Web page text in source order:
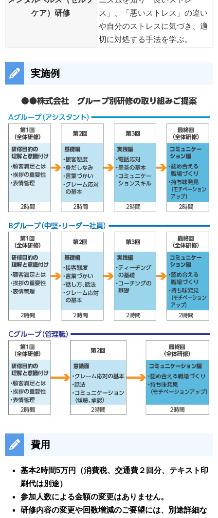
ケア）研修
ス」、「悪いストレス」の違い
や自分のストレスに気づき、適
切に対処する手法を学ぶ。
実施例
費用
基本2時間5万円（消費税、交通費２回分、テキスト印
刷代は別途）
参加人数による金額の変更はありません。
研修内容の変更や回数増減のご要望には、別途詳細な